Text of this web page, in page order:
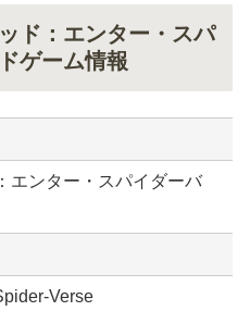
ド：エンター・スパ
ゲーム情報
エンター・スパイダーバ
Verse